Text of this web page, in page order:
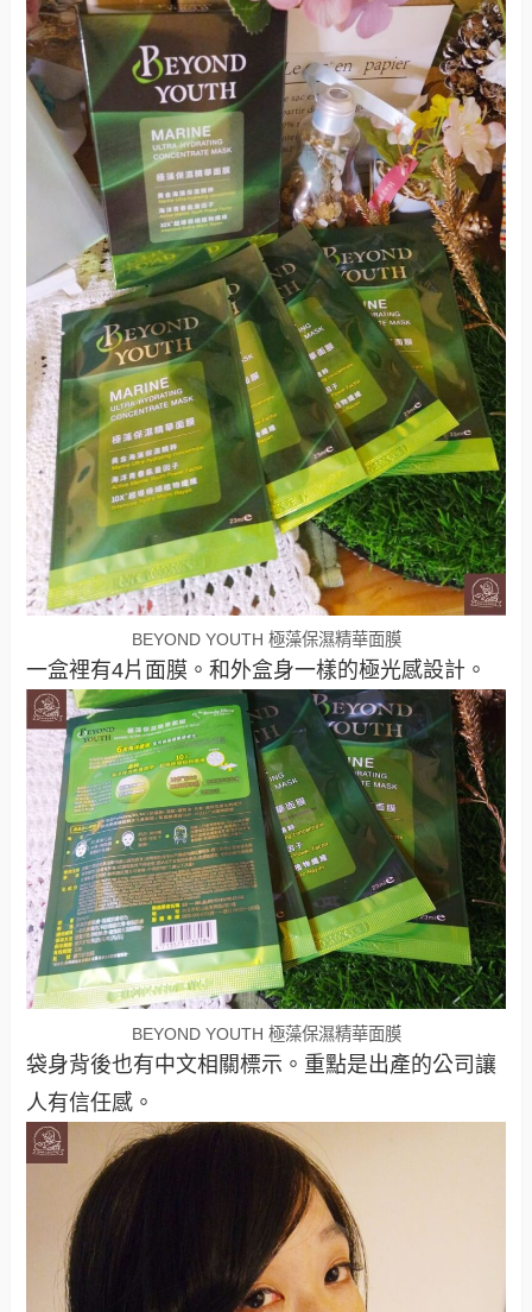
BEYOND YOUTH 極藻保濕精華面膜
一盒裡有4片面膜。和外盒身一樣的極光感設計。
BEYOND YOUTH 極藻保濕精華面膜
袋身背後也有中文相關標示。重點是出產的公司讓
人有信任感。